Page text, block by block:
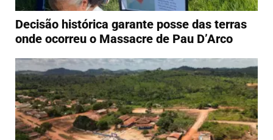
Decisão histórica garante posse das terras
onde ocorreu o Massacre de Pau D’Arco